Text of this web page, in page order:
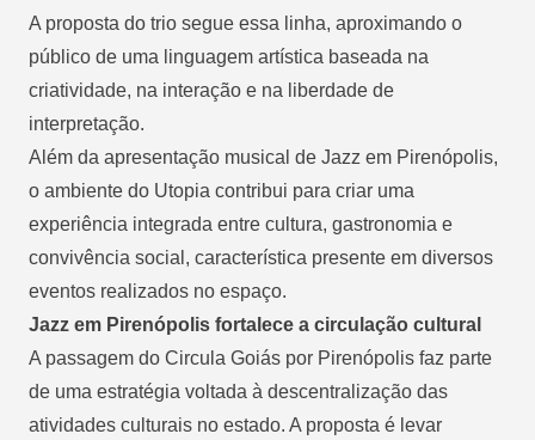
A proposta do trio segue essa linha, aproximando o
público de uma linguagem artística baseada na
criatividade, na interação e na liberdade de
interpretação.
Além da apresentação musical de Jazz em Pirenópolis,
o ambiente do Utopia contribui para criar uma
experiência integrada entre cultura, gastronomia e
convivência social, característica presente em diversos
eventos realizados no espaço.
Jazz em Pirenópolis fortalece a circulação cultural
A passagem do Circula Goiás por Pirenópolis faz parte
de uma estratégia voltada à descentralização das
atividades culturais no estado. A proposta é levar